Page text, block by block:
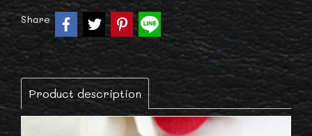
Share
Product description